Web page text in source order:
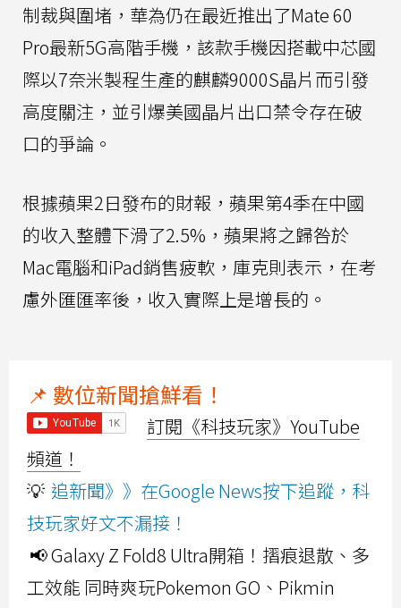
制裁與圍堵，華為仍在最近推出了Mate 60
Pro最新5G高階手機，該款手機因搭載中芯國
際以7奈米製程生產的麒麟9000S晶片而引發
高度關注，並引爆美國晶片出口禁令存在破
口的爭論。
根據蘋果2日發布的財報，蘋果第4季在中國
的收入整體下滑了2.5%，蘋果將之歸咎於
Mac電腦和iPad銷售疲軟，庫克則表示，在考
慮外匯匯率後，收入實際上是增長的。
📌 數位新聞搶鮮看！
訂閱《科技玩家》YouTube
頻道！
💡 追新聞》》在Google News按下追蹤，科
技玩家好文不漏接！
📢 Galaxy Z Fold8 Ultra開箱！摺痕退散、多
工效能 同時爽玩Pokemon GO、Pikmin